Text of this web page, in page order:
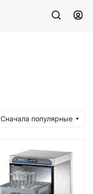
Сначала популярные